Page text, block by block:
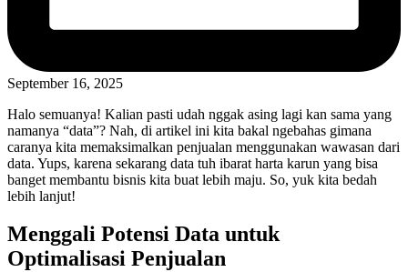
September 16, 2025
Halo semuanya! Kalian pasti udah nggak asing lagi kan sama yang
namanya “data”? Nah, di artikel ini kita bakal ngebahas gimana
caranya kita memaksimalkan penjualan menggunakan wawasan dari
data. Yups, karena sekarang data tuh ibarat harta karun yang bisa
banget membantu bisnis kita buat lebih maju. So, yuk kita bedah
lebih lanjut!
Menggali Potensi Data untuk
Optimalisasi Penjualan